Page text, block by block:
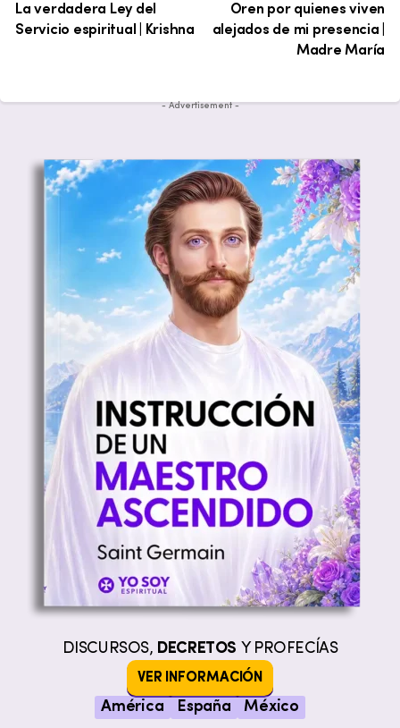
La verdadera Ley del
Servicio espiritual | Krishna
Oren por quienes viven
alejados de mi presencia |
Madre María
- Advertisement -
DISCURSOS, DECRETOS Y PROFECÍAS
VER INFORMACIÓN
América España México